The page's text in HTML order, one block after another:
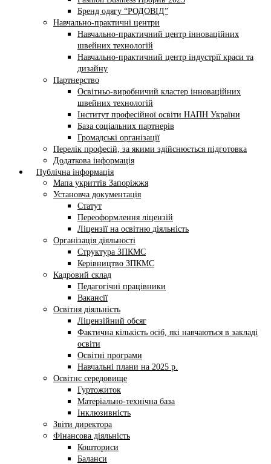
Бренд одягу “РОДОВІД”
Навчально-практичні центри
Навчально-практичний центр інноваційних
швейних технологій
Навчально-практичний центр індустрії краси та
дизайну
Партнерство
Освітньо-виробничий кластер інноваційних
швейних технологій
Інститут професійної освіти НАПН України
База соціальних партнерів
Громадські організації
Перелік професій, за якими здійснюється підготовка
Додаткова інформація
Публічна інформація
Мапа укриттів Запоріжжя
Установча документація
Статут
Переоформлення ліцензій
Ліцензії на освітню діяльність
Організація діяльності
Структура ЗПКМС
Керівництво ЗПКМС
Кадровий склад
Педагогічні працівники
Вакансії
Освітня діяльність
Ліцензійний обсяг
Фактична кількість осіб, які навчаються в закладі
освіти
Освітні програми
Навчальні плани на 2025 р.
Освітнє середовище
Гуртожиток
Матеріально-технічна база
Інклюзивність
Звіти директора
Фінансова діяльність
Кошториси
Баланси